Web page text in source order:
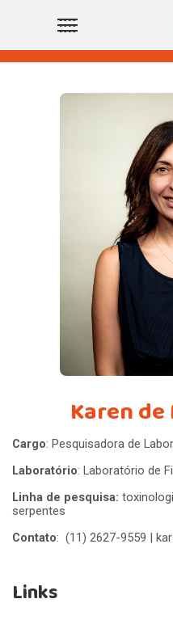
Karen
Cargo: Pesquisadora de
Laboratório: Laboratório de
Linha de pesquisa:
serpentes
Contato: (11) 2627-9559 |
Links